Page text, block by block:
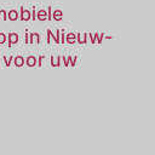
in Nieuw-
uw